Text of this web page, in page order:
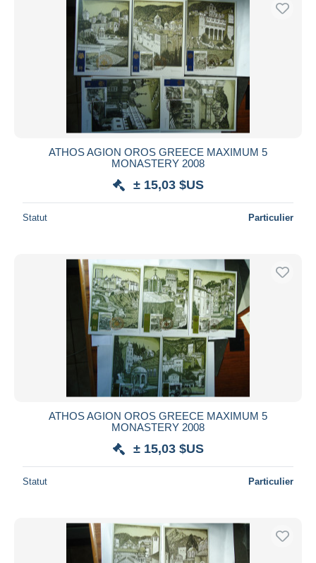
Uniquement en réduction
Livraison gratuite
Méthodes de paiement
PayPal
Virement bancaire
Visa
Mastercard
Bancontact
Maestro
Monde entier
Appliquer
ATHOS AGION OROS GREECE MAXIMUM 5
MONASTERY 2008
± 15,03 $US
Statut Particulier
ATHOS AGION OROS GREECE MAXIMUM 5
MONASTERY 2008
± 15,03 $US
Statut Particulier